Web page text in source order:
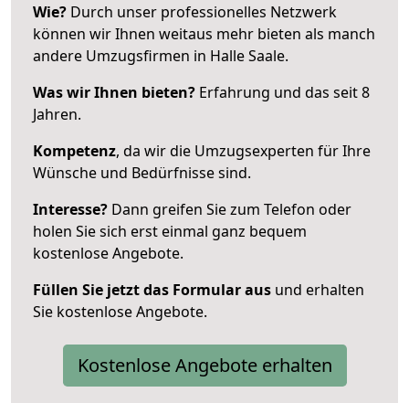
Wie? Durch unser professionelles Netzwerk
können wir Ihnen weitaus mehr bieten als manch
andere Umzugsfirmen in Halle Saale.
Was wir Ihnen bieten? Erfahrung und das seit 8
Jahren.
Kompetenz, da wir die Umzugsexperten für Ihre
Wünsche und Bedürfnisse sind.
Interesse? Dann greifen Sie zum Telefon oder
holen Sie sich erst einmal ganz bequem
kostenlose Angebote.
Füllen Sie jetzt das Formular aus und erhalten
Sie kostenlose Angebote.
Kostenlose Angebote erhalten